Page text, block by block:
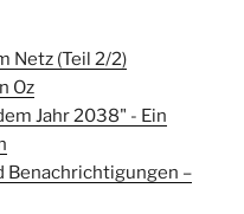
Netz (Teil 2/2)
Oz
Jahr 2038" - Ein
Benachrichtigungen –